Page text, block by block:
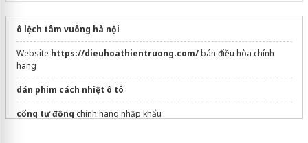
ô lệch tâm vuông hà nội
Website https://dieuhoathientruong.com/bán điều hòa chính
hãng
dán phim cách nhiệt ô tô
cổng tự động chính hãng nhập khẩu